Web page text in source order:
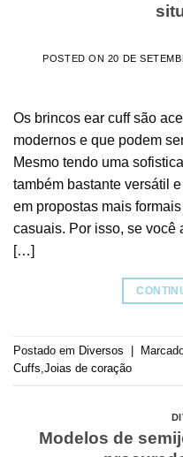
POSTED ON 20 DE
Os brincos ear cuff são
modernos e que podem
Mesmo tendo uma
também bastante versátil
em propostas mais
casuais. Por isso, se você
[…]
Postado em Diversos
Cuffs,Joias de coração
Modelos de